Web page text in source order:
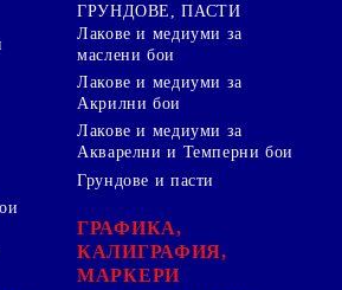
ГРУНДОВЕ, ПАСТИ
Лакове и медиуми за
маслени бои
Лакове и медиуми за
Акрилни бои
Лакове и медиуми за
Акварелни и Темперни бои
Грундове и пасти
ГРАФИКА,
КАЛИГРАФИЯ,
МАРКЕРИ